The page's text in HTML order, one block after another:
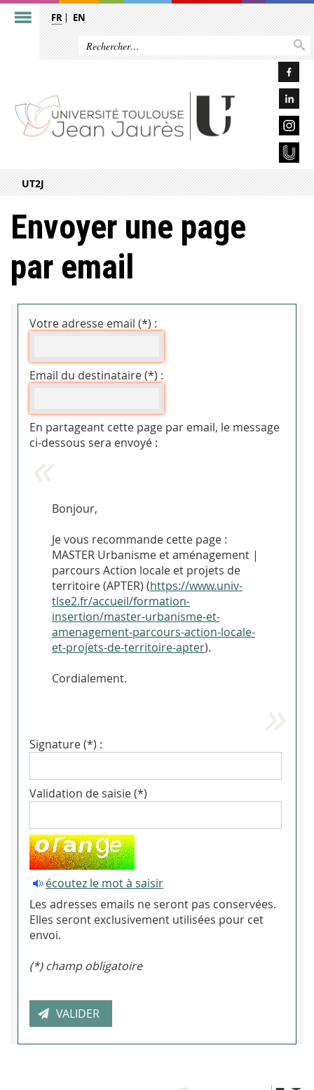
FR EN
UT2J
Envoyer une page
par email
Votre adresse email (*) :
Email du destinataire (*) :
En partageant cette page par email, le message
ci-dessous sera envoyé :
Bonjour,
Je vous recommande cette page :
MASTER Urbanisme et aménagement |
parcours Action locale et projets de
territoire (APTER) (https://www.univ-
tlse2.fr/accueil/formation-
insertion/master-urbanisme-et-
amenagement-parcours-action-locale-
et-projets-de-territoire-apter).
Cordialement.
Signature (*) :
Validation de saisie (*)
écoutez le mot à saisir
Les adresses emails ne seront pas conservées.
Elles seront exclusivement utilisées pour cet
envoi.
(*) champ obligatoire